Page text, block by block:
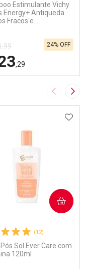
Estimulante Vichy
Energy+ Antiqueda
Fracos e
,29
24% OFF
Imagem
AOS FAVORITOS
(12)
Pós Sol Ever Care com
120ml
COMPRAR